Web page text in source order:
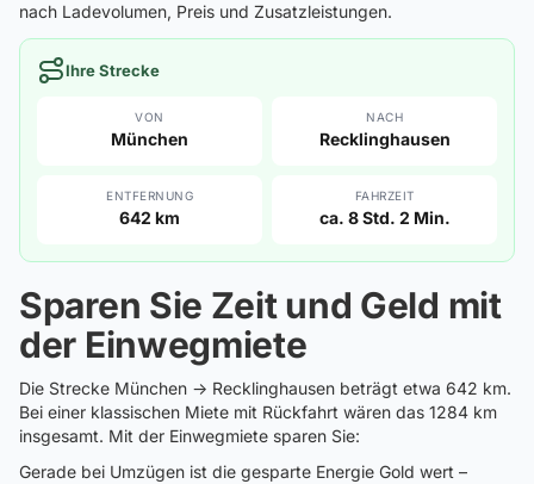
nach Ladevolumen, Preis und Zusatzleistungen.
Ihre Strecke
VON
München
NACH
Recklinghausen
ENTFERNUNG
642 km
FAHRZEIT
ca. 8 Std. 2 Min.
Sparen Sie Zeit und Geld mit
der Einwegmiete
Die Strecke München → Recklinghausen beträgt etwa 642 km.
Bei einer klassischen Miete mit Rückfahrt wären das 1284 km
insgesamt. Mit der Einwegmiete sparen Sie:
Gerade bei Umzügen ist die gesparte Energie Gold wert –